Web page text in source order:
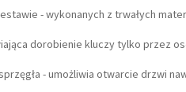
- wykonanych z trwałych
dorobienie kluczy tylko przez
- umożliwia otwarcie drzwi